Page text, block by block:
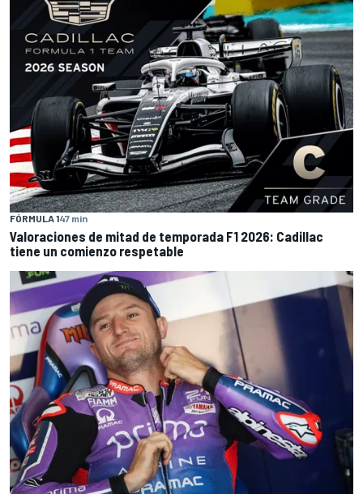
FÓRMULA 147 min
Valoraciones de mitad de temporada F1 2026: Cadillac
tiene un comienzo respetable